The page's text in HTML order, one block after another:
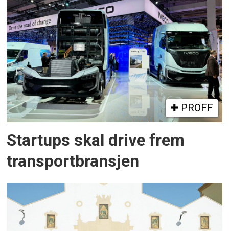
PROFF
Startups skal drive frem
transportbransjen